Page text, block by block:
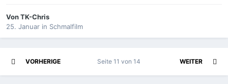
VonTK-Chris
25. Januar in Schmalfilm
VORHERIGE WEITER
Seite 11 von 14